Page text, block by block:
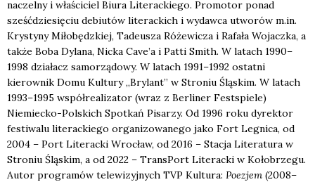
naczelny i właściciel Biura Literackiego. Promotor ponad
sześćdziesięciu debiutów literackich i wydawca utworów m.in.
Krystyny Miłobędzkiej, Tadeusza Różewicza i Rafała Wojaczka, a
także Boba Dylana, Nicka Cave’a i Patti Smith. W latach 1990–
1998 działacz samorządowy. W latach 1991–1992 ostatni
kierownik Domu Kultury „Brylant” w Stroniu Śląskim. W latach
1993–1995 współrealizator (wraz z Berliner Festspiele)
Niemiecko-Polskich Spotkań Pisarzy. Od 1996 roku dyrektor
festiwalu literackiego organizowanego jako Fort Legnica, od
2004 – Port Literacki Wrocław, od 2016 – Stacja Literatura w
Stroniu Śląskim, a od 2022 – TransPort Literacki w Kołobrzegu.
Autor programów telewizyjnych TVP Kultura: Poezjem (2008–